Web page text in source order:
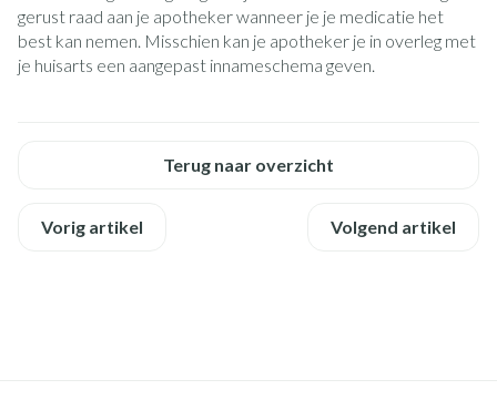
gerust raad aan je apotheker wanneer je je medicatie het
best kan nemen. Misschien kan je apotheker je in overleg met
je huisarts een aangepast innameschema geven.
Terug naar overzicht
Vorig artikel Volgend artikel